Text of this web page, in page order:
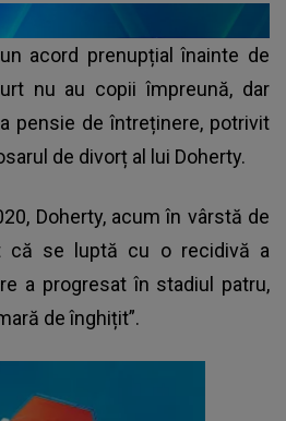
acord prenupțial înainte de
nu au copii împreună, dar
pensie de întreținere, potrivit
de divorț al lui Doherty.
Doherty, acum în vârstă de
că se luptă cu o recidivă a
a progresat în stadiul patru,
de înghițit”.